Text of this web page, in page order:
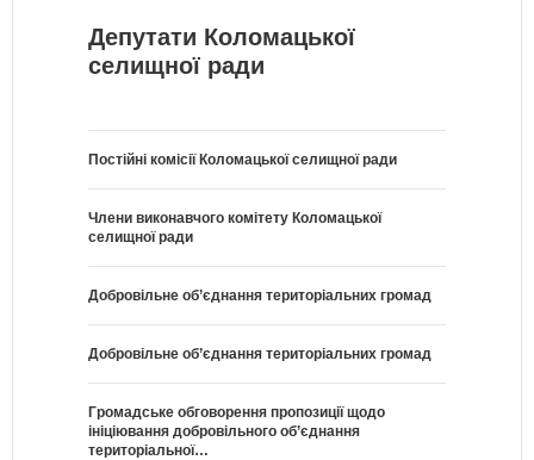
Депутати Коломацької
селищної ради
Постійні комісії Коломацької селищної ради
Члени виконавчого комітету Коломацької
селищної ради
Добровільне об’єднання територіальних громад
Добровільне об’єднання територіальних громад
Громадське обговорення пропозиції щодо
ініціювання добровільного об’єднання
територіальної…